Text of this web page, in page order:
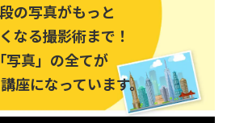
の写真がもっと
なる撮影術まで！
「写真」の全てが
座になっています。